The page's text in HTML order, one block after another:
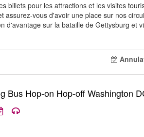
billets pour les attractions et les visites
assurez-vous d'avoir une place sur nos
d'avantage sur la bataille de Gettysburg et
Bus Hop-on Hop-off Washington